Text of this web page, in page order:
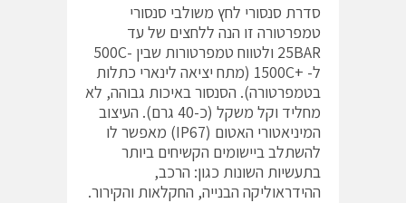
סדרת סנסורי לחץ משולבי סנסורי
טמפרטורה זו הנה ללחצים של עד
25BAR ולטווח טמפרטורות שבין -500C
ל- +1500C (מתח יציאה לינארי כתלות
בטמפרטורה). הסנסור באיכות גבוהה, לא
מחליד וקל משקל (כ-40 גרם). העיצוב
המיניאטורי האטום (IP67) מאפשר לו
להשתלב ביישומים הקשיחים ביותר
בתעשיות השונות כגון: הרכב,
ההידראוליקה הבנייה, החקלאות והקירור.